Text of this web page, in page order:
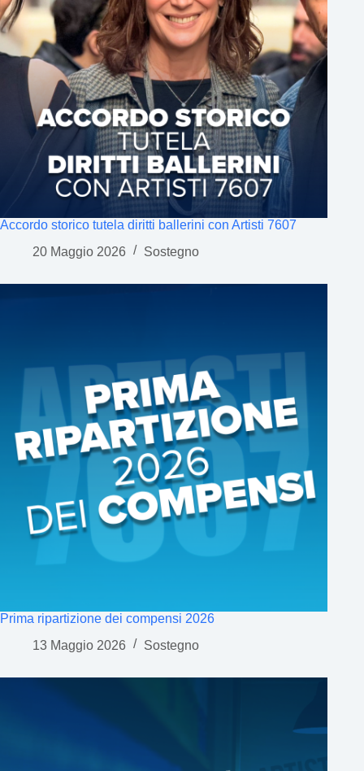
Accordo storico tutela diritti ballerini con Artisti 7607
20 Maggio 2026
Sostegno
Prima ripartizione dei compensi 2026
13 Maggio 2026
Sostegno